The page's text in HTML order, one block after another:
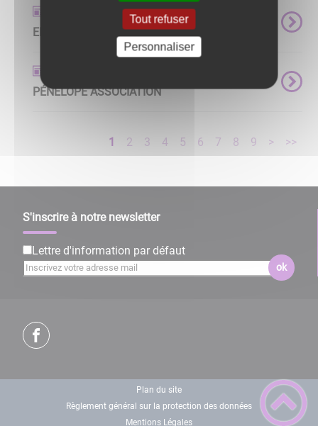
EPICERIE SOLIDAIRE
PÉNÉLOPE ASSOCIATION
1 2 3 4 5 6 7 8 9 > >>
S'inscrire à notre newsletter
Lettre d'information par défaut
ok
Plan du site
Règlement général sur la protection des données
Mentions Légales
Tout refuser
Personnaliser